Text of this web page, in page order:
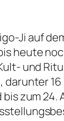
Ji auf
heute
und
zum